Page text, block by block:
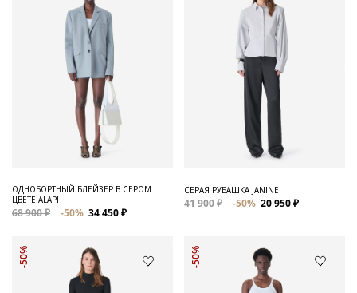
ОДНОБОРТНЫЙ БЛЕЙЗЕР В СЕРОМ
ЦВЕТЕ ALAPI
68 900 ₽ -50% 34 450 ₽
СЕРАЯ РУБАШКА JANINE
41 900 ₽ -50% 20 950 ₽
-50% -50%